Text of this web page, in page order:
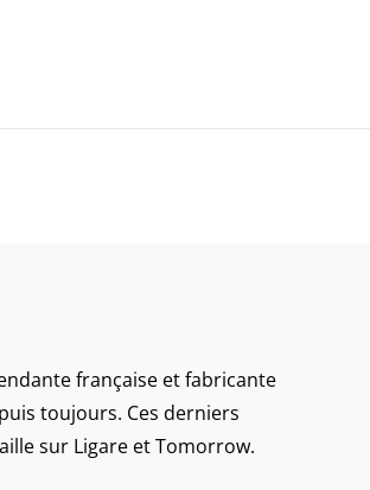
française et fabricante
toujours. Ces derniers
sur Ligare et Tomorrow.